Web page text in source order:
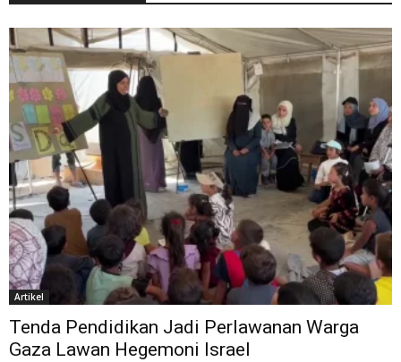
Artikel
Tenda Pendidikan Jadi Perlawanan Warga
Gaza Lawan Hegemoni Israel